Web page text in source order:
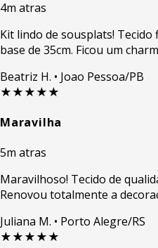
4m atras
Kit lindo de sousplats!
base de 35cm. Ficou um
Beatriz H. • Joao Pessoa/PB
★★★★★
Maravilha
5m atras
Maravilhoso! Tecido de
Renovou totalmente a
Juliana M. • Porto Alegre/RS
★★★★★